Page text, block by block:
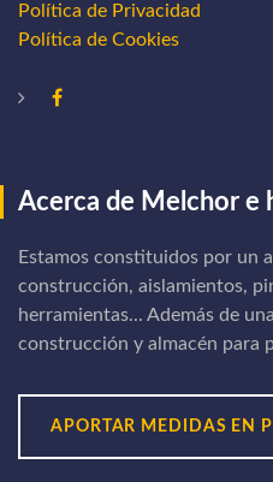
Política de Privacidad
Política de Cookies
Acerca de Melchor e
Estamos constituidos por un
construcción, aislamientos,
herramientas... Además de
construcción y almacén para
APORTAR MEDIDAS EN